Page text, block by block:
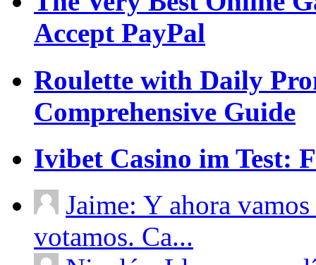
Accept PayPal
Roulette with Daily
Comprehensive Guide
Ivibet Casino im Test:
Jaime: Y ahora
votamos. Ca...